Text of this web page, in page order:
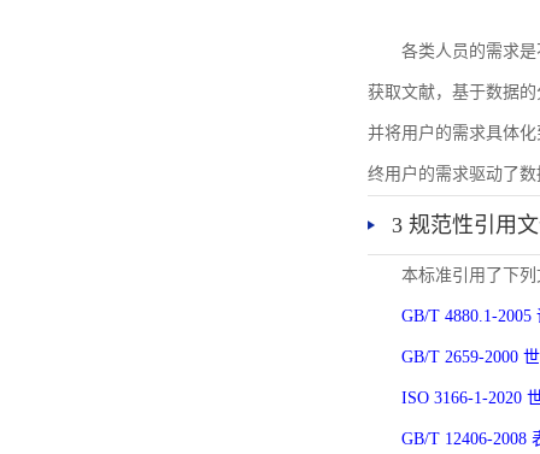
各类人员的需求
获取文献，基于数据
并将用户的需求具体
终用户的需求驱动了
3 规范性引用
本标准引用了下
GB/T 4880.1-
GB/T 2659-2000
ISO 3166-1-2020
GB/T 12406-2008